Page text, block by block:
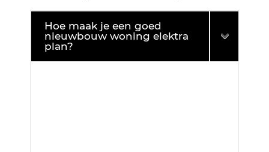
Hoe maak je een goed
nieuwbouw woning elektra
plan?